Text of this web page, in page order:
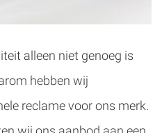
alleen niet genoeg is
hebben wij
reclame voor ons merk.